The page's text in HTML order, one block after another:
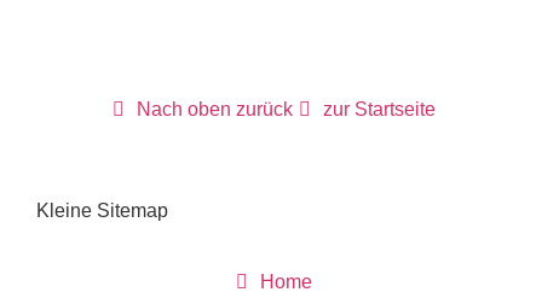
Nach oben zurück zur Startseite
Kleine Sitemap
Home